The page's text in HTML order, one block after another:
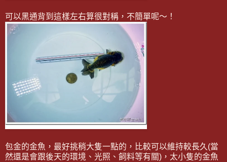
可以黑通背到這樣左右算很對稱，不簡單呢～！
包金的金魚，最好挑稍大隻一點的，比較可以維持較長久(當
然還是會跟後天的環境、光照、飼料等有關)，太小隻的金魚